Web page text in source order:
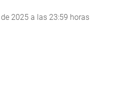
2025 a las 23:59 horas